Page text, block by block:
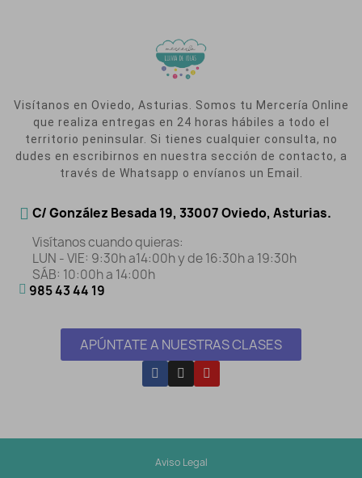
Visítanos en Oviedo, Asturias. Somos tu Mercería Online
que realiza entregas en 24 horas hábiles a todo el
territorio peninsular. Si tienes cualquier consulta, no
dudes en escribirnos en nuestra sección de contacto, a
través de Whatsapp o envíanos un Email.
C/ González Besada 19, 33007 Oviedo, Asturias.
Visítanos cuando quieras:
LUN - VIE: 9:30h a14:00h y de 16:30h a 19:30h
SÁB: 10:00h a 14:00h
985 43 44 19
APÚNTATE A NUESTRAS CLASES
Aviso Legal